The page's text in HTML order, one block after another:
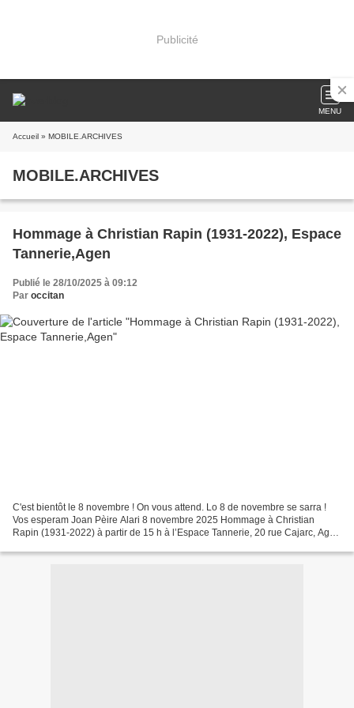
Publicité
MENU
Accueil » MOBILE.ARCHIVES
MOBILE.ARCHIVES
Hommage à Christian Rapin (1931-2022), Espace
Tannerie,Agen
Publié le 28/10/2025 à 09:12
Par occitan
C'est bientôt le 8 novembre ! On vous attend. Lo 8 de novembre se sarra !
Vos esperam Joan Pèire Alari 8 novembre 2025 Hommage à Christian
Rapin (1931-2022) à partir de 15 h à l’Espace Tannerie, 20 rue Cajarc, Agen